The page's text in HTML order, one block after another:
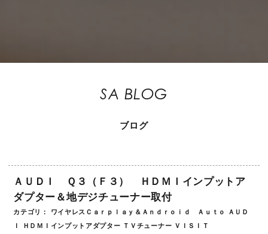
SA BLOG
ブログ
ＡＵＤＩ Ｑ３（Ｆ３） ＨＤＭＩインプットア
ダプター＆地デジチューナー取付
カテゴリ： ワイヤレスＣａｒｐｌａｙ＆Ａｎｄｒｏｉｄ Ａｕｔｏ
ＡＵＤ
Ｉ
ＨＤＭＩインプットアダプター ＴＶチューナー ＶＩＳＩＴ